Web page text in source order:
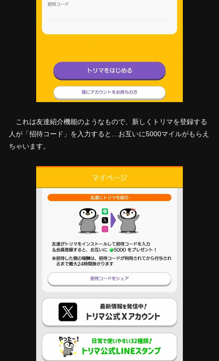
これは友達紹介機能のようなもので、新しくトリマを登録する
人が「招待コード」を入力すると…お互いに5000マイルがもらえ
ちゃいます。